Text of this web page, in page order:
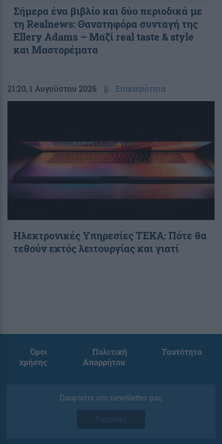
Σήμερα ένα βιβλίο και δύο περιοδικά με
τη Realnews: Θανατηφόρα συνταγή της
Ellery Adams – Μαζί real taste & style
και Μαστορέματα
21:20, 1 Αυγούστου 2026 || Επικαιρότητα
Ηλεκτρονικές Υπηρεσίες ΤΕΚΑ: Πότε θα
τεθούν εκτός λειτουργίας και γιατί
Όροι
χρήσης
Πολιτική
Απορρήτου
Ταυτότητα
Γραφτείτε στο newsletter μας
Εγγραφή